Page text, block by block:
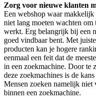
Zorg voor nieuwe klanten
Een webshop waar makkelijk
niet lang moeten wachten om
werkt. Erg belangrijk bij een
goed vindbaar bent. Met
producten kan je hogere
eenmaal een feit dat de
in een zoekmachine. Door te
deze zoekmachines is de
Mensen zoeken namelijk niet
binnen een zoekmachine.